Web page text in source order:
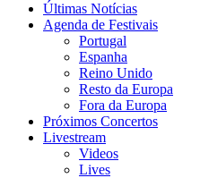
Últimas Notícias
Agenda de Festivais
Portugal
Espanha
Reino Unido
Resto da Europa
Fora da Europa
Próximos Concertos
Livestream
Videos
Lives